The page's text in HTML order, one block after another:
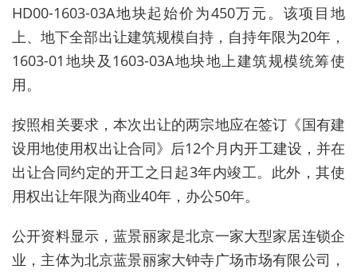
HD00-1603-03A地块起始价为450万元。该项目地
上、地下全部出让建筑规模自持，自持年限为20年，
1603-01地块及1603-03A地块地上建筑规模统筹使
用。
按照相关要求，本次出让的两宗地应在签订《国有建
设用地使用权出让合同》后12个月内开工建设，并在
出让合同约定的开工之日起3年内竣工。此外，其使
用权出让年限为商业40年，办公50年。
公开资料显示，蓝景丽家是北京一家大型家居连锁企
业，主体为北京蓝景丽家大钟寺广场市场有限公司 ，